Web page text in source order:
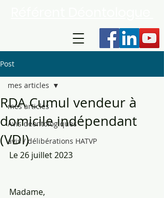
Post
mes articles
Avis déontologiques
avis / délibérations HATVP
mes articles
RDA Cumul vendeur à
domicile indépendant
(VDI)
Le 26 juillet 2023
Madame,